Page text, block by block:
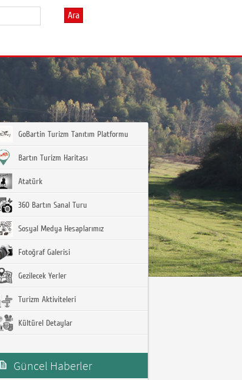
Ara
GoBartin Turizm Tanıtım Platformu
Bartın Turizm Haritası
Atatürk
360 Bartın Sanal Turu
Sosyal Medya Hesaplarımız
Fotoğraf Galerisi
Gezilecek Yerler
Turizm Aktiviteleri
Kültürel Detaylar
Güncel Haberler